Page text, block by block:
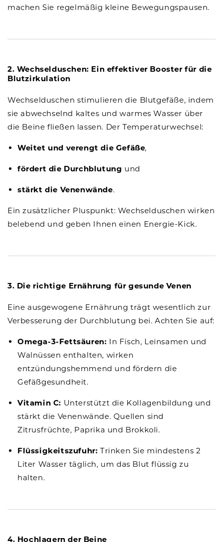
machen Sie regelmäßig kleine Bewegungspausen.
2. Wechselduschen: Ein effektiver Booster für die
Blutzirkulation
Wechselduschen stimulieren die Blutgefäße, indem
sie abwechselnd kaltes und warmes Wasser über
die Beine fließen lassen. Der Temperaturwechsel:
Weitet und verengt die Gefäße,
fördert die Durchblutung und
stärkt die Venenwände.
Ein zusätzlicher Pluspunkt: Wechselduschen wirken
belebend und geben Ihnen einen Energie-Kick.
3. Die richtige Ernährung für gesunde Venen
Eine ausgewogene Ernährung trägt wesentlich zur
Verbesserung der Durchblutung bei. Achten Sie auf:
Omega-3-Fettsäuren: In Fisch, Leinsamen und
Walnüssen enthalten, wirken
entzündungshemmend und fördern die
Gefäßgesundheit.
Vitamin C: Unterstützt die Kollagenbildung und
stärkt die Venenwände. Quellen sind
Zitrusfrüchte, Paprika und Brokkoli.
Flüssigkeitszufuhr: Trinken Sie mindestens 2
Liter Wasser täglich, um das Blut flüssig zu
halten.
4. Hochlagern der Beine